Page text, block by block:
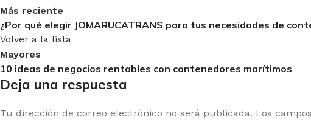
Más reciente
¿Por qué elegir JOMARUCATRANS para tus necesidades de
Volver a la lista
Mayores
10 ideas de negocios rentables con contenedores marítimos
Deja una respuesta
Tu dirección de correo electrónico no será publicada. Los